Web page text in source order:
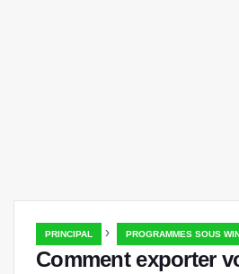
PRINCIPAL › PROGRAMMES SOUS
Comment exporter